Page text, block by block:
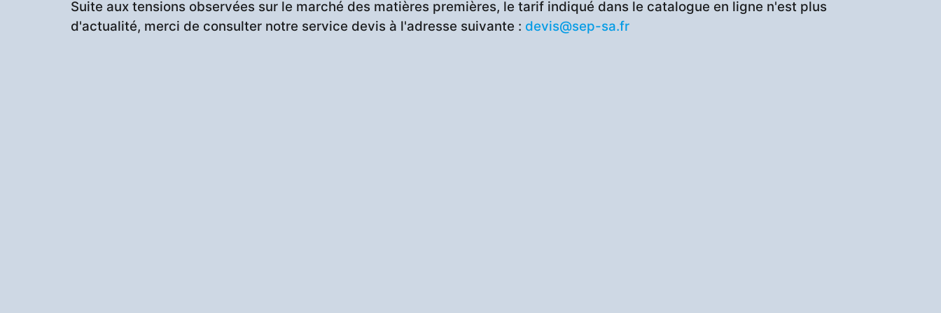
Suite aux tensions observées sur le marché des matières premières, le tarif indiqué dans le catalogue en ligne n'est plus
d'actualité, merci de consulter notre service devis à l'adresse suivante : devis@sep-sa.fr